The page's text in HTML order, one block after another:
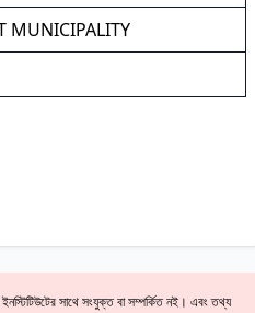
MUNICIPALITY
সাথে সংযুক্ত বা সম্পর্কিত নই। এবং তথ্য